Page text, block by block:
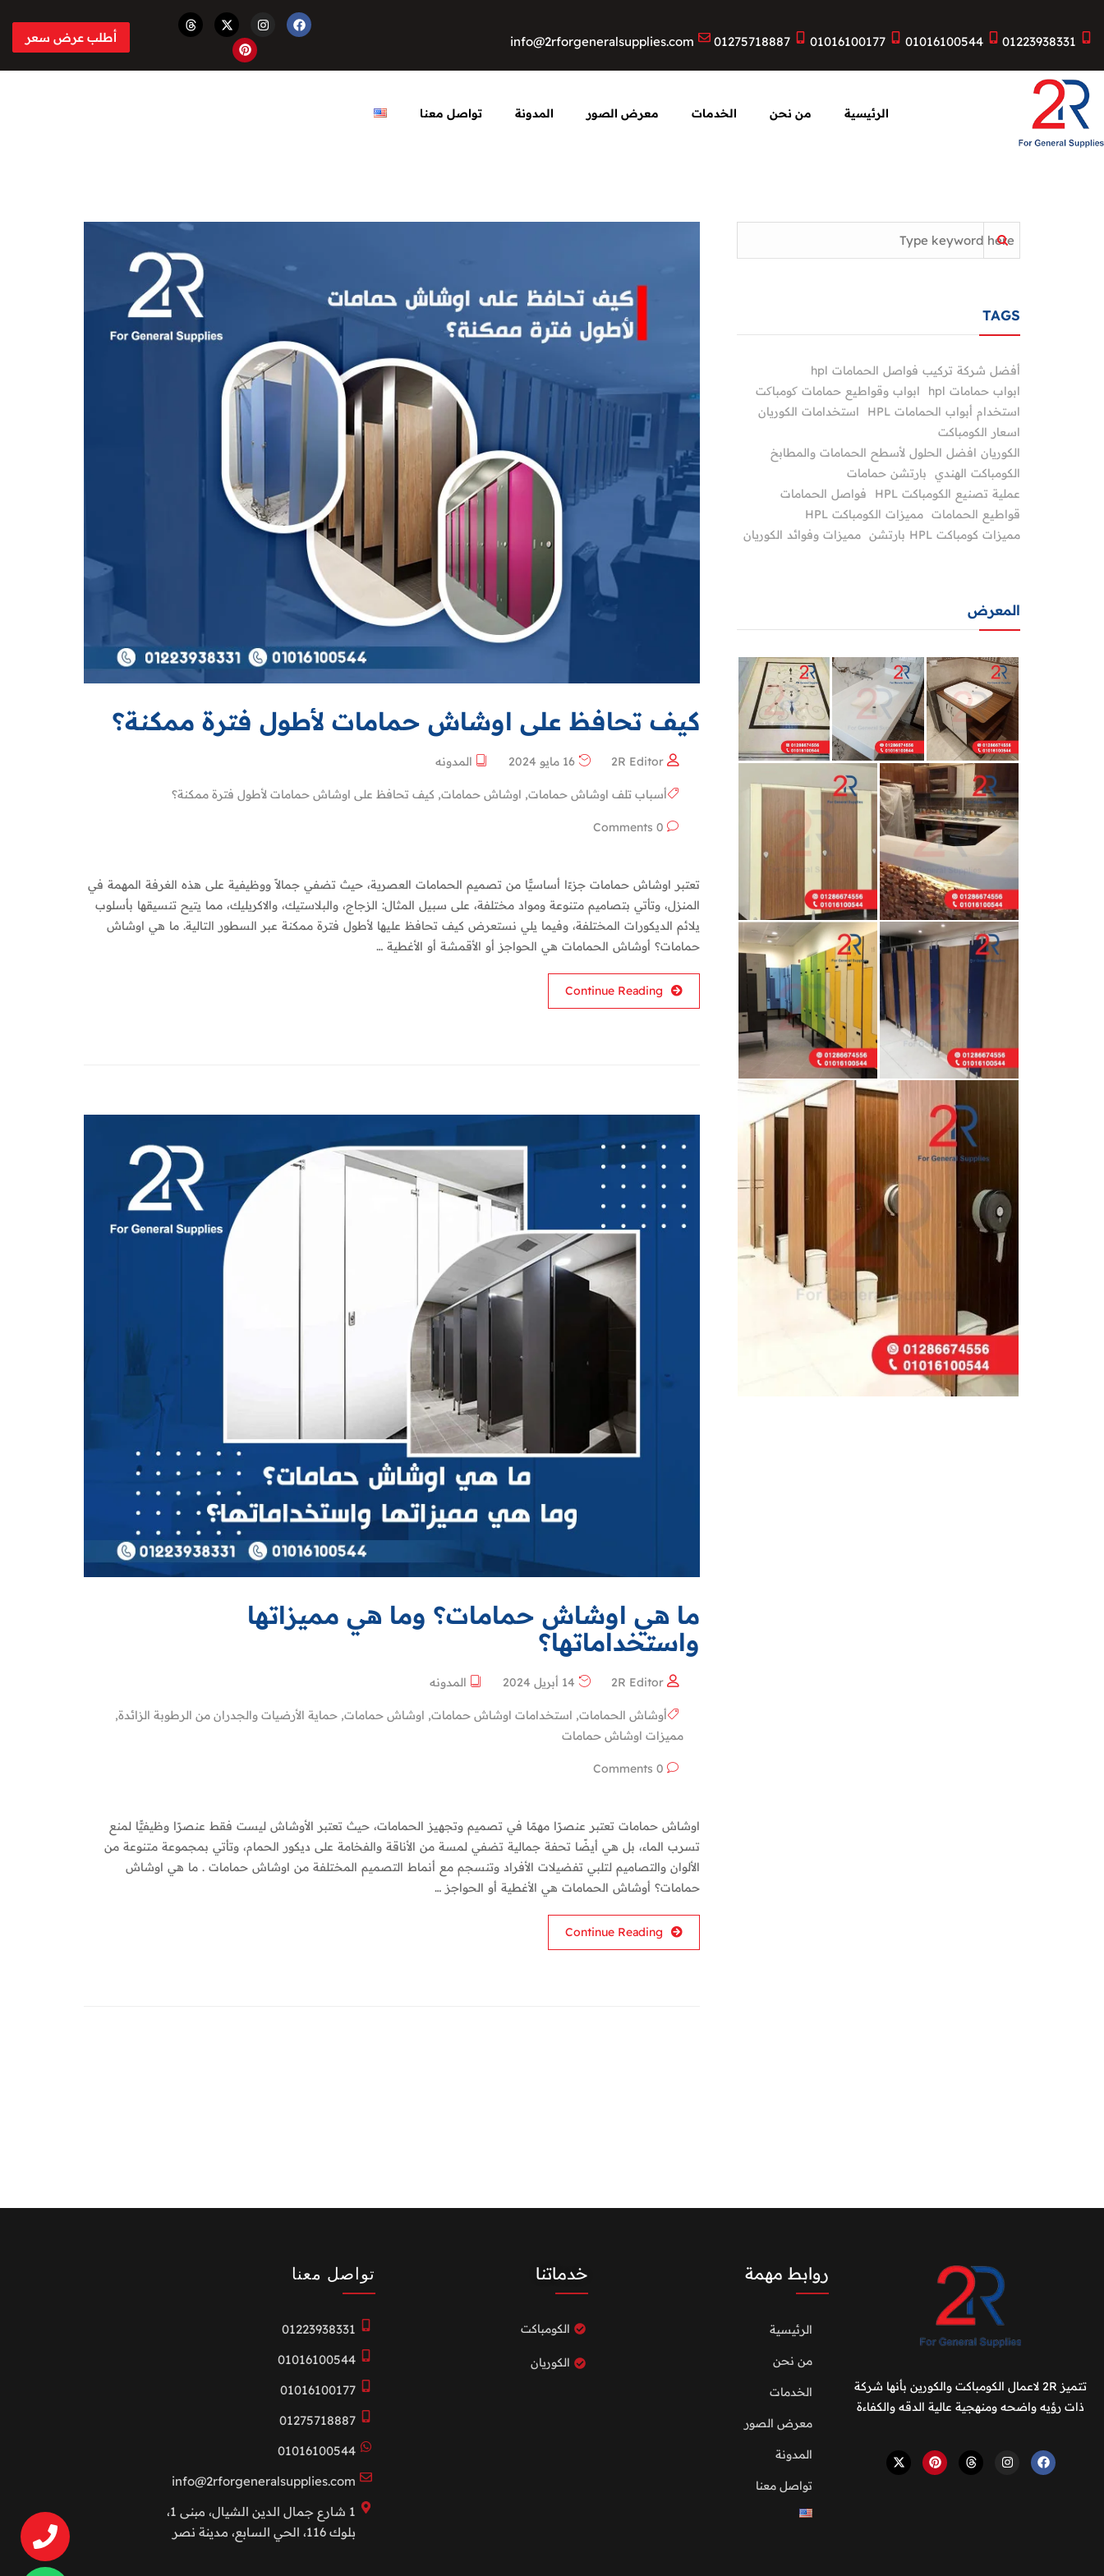
01223938331
01016100544
01016100177
01275718887
info@2rforgeneralsupplies.com أطلب عرض سعر
الرئيسية من نحن الخدمات معرض الصور المدونة تواصل معنا
كيف تحافظ على اوشاش حمامات لأطول فترة ممكنة؟
2R Editor المدونه
أسباب تلف اوشاش حمامات, اوشاش حمامات, كيف تحافظ على اوشاش حمامات لأطول فترة ممكنة؟
تعتبر اوشاش حمامات جزءًا أساسيًّا من تصميم الحمامات العصرية، حيث تضفي جمالاً ووظيفية على هذه الغرفة المهمة في
المنزل، وتأتي بتصاميم متنوعة ومواد مختلفة، على سبيل المثال: الزجاج، والبلاستيك، والاكريليك، مما يتيح تنسيقها بأسلوب
يلائم الديكورات المختلفة، وفيما يلي نستعرض كيف تحافظ عليها لأطول فترة ممكنة عبر السطور التالية. ما هي اوشاش
حمامات؟ أوشاش الحمامات هي الحواجز أو الأقمشة أو الأغطية …
Continue Reading
ما هي اوشاش حمامات؟ وما هي مميزاتها
واستخداماتها؟
2R Editor المدونه
أوشاش الحمامات, استخدامات اوشاش حمامات, اوشاش حمامات, حماية الأرضيات والجدران من الرطوبة الزائدة,
مميزات اوشاش حمامات
اوشاش حمامات تعتبر عنصرًا مهمًا في تصميم وتجهيز الحمامات، حيث تعتبر الأوشاش ليست فقط عنصرًا وظيفيًّا لمنع
تسرب الماء، بل هي أيضًا تحفة جمالية تضفي لمسة من الأناقة والفخامة على ديكور الحمام، وتأتي بمجموعة متنوعة من
الألوان والتصاميم لتلبي تفضيلات الأفراد وتنسجم مع أنماط التصميم المختلفة من اوشاش حمامات . ما هي اوشاش
حمامات؟ أوشاش الحمامات هي الأغطية أو الحواجز …
Continue Reading
TAGS
أفضل شركة تركيب فواصل الحمامات hpl
ابواب حمامات hpl
ابواب وقواطيع حمامات کومباکت
استخدام أبواب الحمامات HPL
استخدامات الكوريان
اسعار الكومباكت
الكوريان افضل الحلول لأسطح الحمامات والمطابخ
الكومباكت الهندي
بارتشن حمامات
عملية تصنيع الكومباكت HPL
فواصل الحمامات
قواطيع الحمامات مميزات الكومباكت HPL
مميزات كومباكت HPL بارتشن
مميزات وفوائد الكوريان
المعرض
تتميز 2R لاعمال الكومباكت والكورين بأنها شركة
ذات رؤيه واضحه ومنهجية عالية الدقه والكفاءة
روابط مهمة
الرئيسية
من نحن
الخدمات
معرض الصور
المدونة
تواصل معنا
خدماتنا
الكومباكت
الكوريان
تواصل معنا
01223938331
01016100544
01016100177
01275718887
01016100544
info@2rforgeneralsupplies.com
1 شارع جمال الدين الشيال، مبنى 1،
بلوك 116، الحي السابع، مدينة نصر